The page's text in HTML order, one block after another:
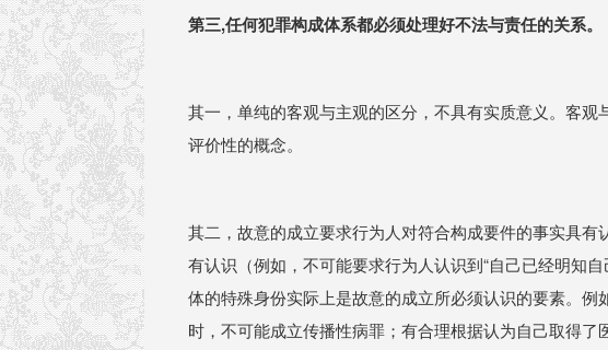
第三,任何犯罪构成体系都必须处理好不法与责任的关系。
其一，单纯的客观与主观的区分，不具有实质意义。客
评价性的概念。
其二，故意的成立要求行为人对符合构成要件的事实具
有认识（例如，不可能要求行为人认识到“自己已经明知
体的特殊身份实际上是故意的成立所必须认识的要素。
时，不可能成立传播性病罪；有合理根据认为自己取得了